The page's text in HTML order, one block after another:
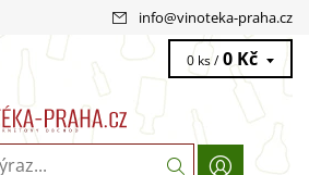
info@vinoteka-praha.cz
0 ks / 0 Kč